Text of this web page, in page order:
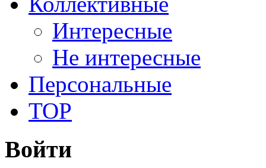
Интересные
Не интересные
Персональные
TOP
Войти